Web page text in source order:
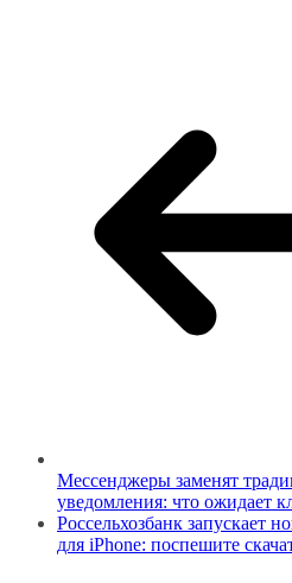
Мессенджеры заменят
уведомления: что ожидает
Россельхозбанк запускает
для iPhone: поспешите